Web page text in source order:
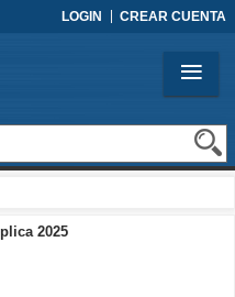
LOGIN CREAR CUENTA
2025